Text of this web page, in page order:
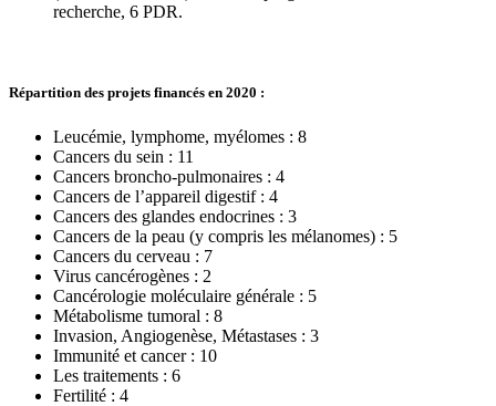
recherche, 6 PDR.
Répartition des projets financés en 2020 :
Leucémie, lymphome, myélomes : 8
Cancers du sein : 11
Cancers broncho-pulmonaires : 4
Cancers de l’appareil digestif : 4
Cancers des glandes endocrines : 3
Cancers de la peau (y compris les mélanomes) : 5
Cancers du cerveau : 7
Virus cancérogènes : 2
Cancérologie moléculaire générale : 5
Métabolisme tumoral : 8
Invasion, Angiogenèse, Métastases : 3
Immunité et cancer : 10
Les traitements : 6
Fertilité : 4